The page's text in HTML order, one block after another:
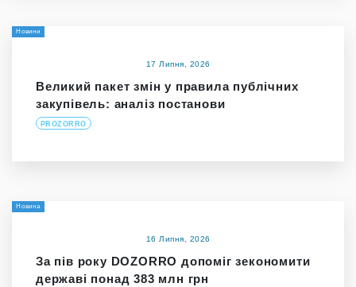
Новини
17 Липня, 2026
Великий пакет змін у правила публічних
закупівель: аналіз постанови
PROZORRO
Новина
16 Липня, 2026
За пів року DOZORRO допоміг зекономити
державі понад 383 млн грн